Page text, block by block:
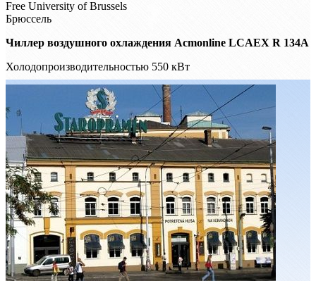
Free University of Brussels
Брюссель
Чиллер воздушного охлаждения Acmonline LCAEX R 134A
Холодопроизводительностью 550 кВт